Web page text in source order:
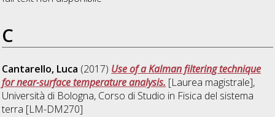
C
Cantarello, Luca (2017) Use of a Kalman filtering technique
for near-surface temperature analysis. [Laurea magistrale],
Università di Bologna, Corso di Studio in Fisica del sistema
terra [LM-DM270]